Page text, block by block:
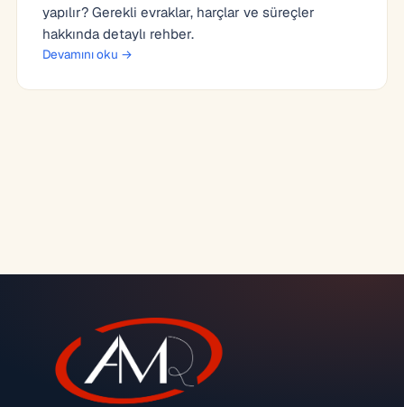
yapılır? Gerekli evraklar, harçlar ve süreçler
hakkında detaylı rehber.
Devamını oku →